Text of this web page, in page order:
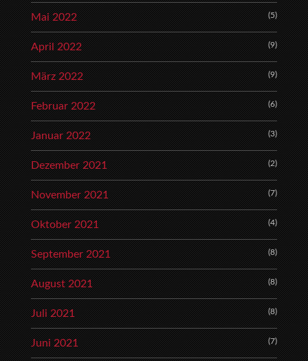
Mai 2022 (5)
April 2022 (9)
März 2022 (9)
Februar 2022 (6)
Januar 2022 (3)
Dezember 2021 (2)
November 2021 (7)
Oktober 2021 (4)
September 2021 (8)
August 2021 (8)
Juli 2021 (8)
Juni 2021 (7)